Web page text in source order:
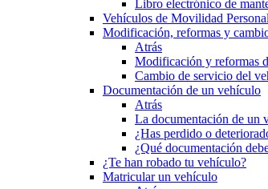
Libro electrónico de
Vehículos de Movilidad
Modificación, reformas y
Atrás
Modificación y reformas
Cambio de servicio del
Documentación de un vehículo
Atrás
La documentación de un
¿Has perdido o
¿Qué documentación
¿Te han robado tu vehículo?
Matricular un vehículo